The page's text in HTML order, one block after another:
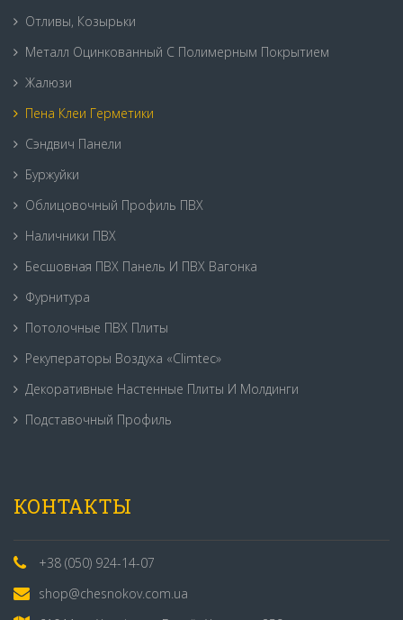
Отливы, Козырьки
Металл Оцинкованный С Полимерным Покрытием
Жалюзи
Пена Клеи Герметики
Сэндвич Панели
Буржуйки
Облицовочный Профиль ПВХ
Наличники ПВХ
Бесшовная ПВХ Панель И ПВХ Вагонка
Фурнитура
Потолочные ПВХ Плиты
Рекуператоры Воздуха «Climtec»
Декоративные Настенные Плиты И Молдинги
Подставочный Профиль
КОНТАКТЫ
+38 (050) 924-14-07
shop@chesnokov.com.ua